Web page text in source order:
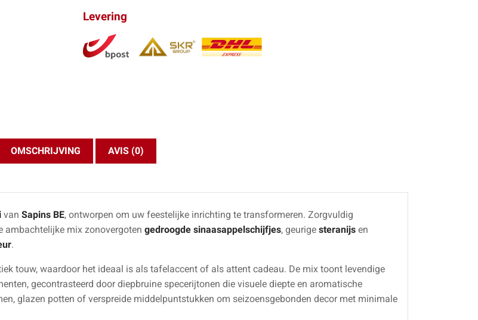
Levering
OMSCHRIJVING AVIS (0)
van Sapins BE, ontworpen om uw feestelijke inrichting te transformeren. Zorgvuldig
ambachtelijke mix zonovergoten gedroogde sinaasappelschijfjes, geurige steranijs en
.
touw, waardoor het ideaal is als tafelaccent of als attent cadeau. De mix toont levendige
gecontrasteerd door diepbruine specerijtonen die visuele diepte en aromatische
glazen potten of verspreide middelpuntstukken om seizoensgebonden decor met minimale